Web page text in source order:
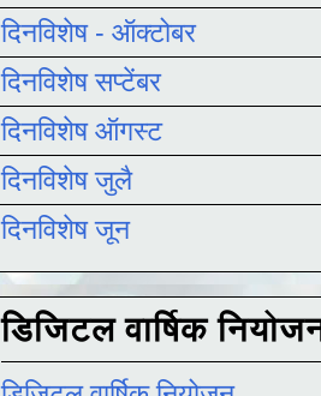
दिनविशेष - ऑक्टोबर
दिनविशेष सप्टेंबर
दिनविशेष ऑगस्ट
दिनविशेष जुलै
दिनविशेष जून
डिजिटल वार्षिक